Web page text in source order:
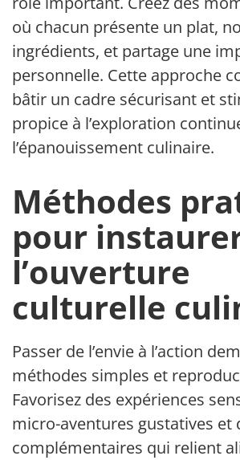
où chacun présente un plat,
ingrédients, et partage une
personnelle. Cette approche
bâtir un cadre sécurisant et
propice à l’exploration
l’épanouissement culinaire.
Méthodes
pour
l’ouverture
culturelle
Passer de l’envie à l’action
méthodes simples et
Favorisez des expériences
micro-aventures gustatives et
complémentaires qui relient